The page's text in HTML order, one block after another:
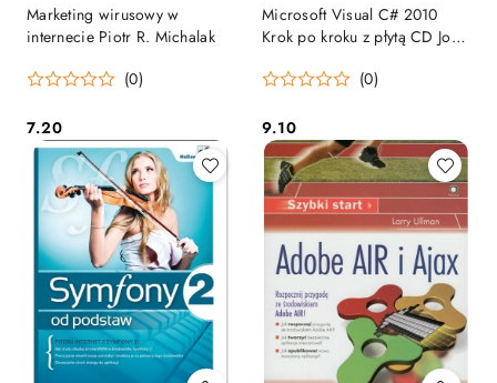
Marketing wirusowy w
internecie Piotr R. Michalak
(0)
Cena:
7.20
Microsoft Visual C# 2010
Krok po kroku z płytą CD John
(0)
Cena:
9.10